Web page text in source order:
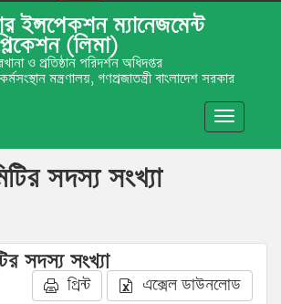
ইন্সপেকশন ম্যানেজমেন্ট
(লিমা)
ও প্রতিষ্ঠান পরিদর্শন অধিদপ্তর
মন্ত্রণালয়, গণপ্রজাতন্ত্রী বাংলাদেশ সরকার
Toggle
সদস্য সংখ্যা
সদস্য সংখ্যা
প্রিন্ট এক্সেল ডাউনলোড